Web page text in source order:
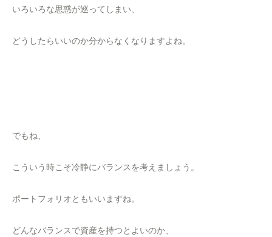
いろいろな思惑が巡ってしまい、
どうしたらいいのか分からなくなりますよね。
でもね、
こういう時こそ冷静にバランスを考えましょう。
ポートフォリオともいいますね。
どんなバランスで資産を持つとよいのか、